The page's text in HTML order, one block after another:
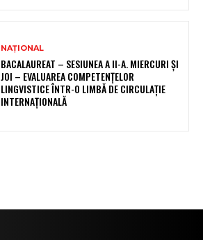
NAȚIONAL
BACALAUREAT – SESIUNEA A II-A. MIERCURI ȘI
JOI – EVALUAREA COMPETENȚELOR
LINGVISTICE ÎNTR-O LIMBĂ DE CIRCULAȚIE
INTERNAȚIONALĂ